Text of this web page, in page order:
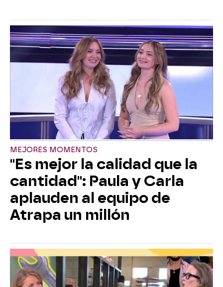
MEJORES MOMENTOS
"Es mejor la calidad que la
cantidad": Paula y Carla
aplauden al equipo de
Atrapa un millón